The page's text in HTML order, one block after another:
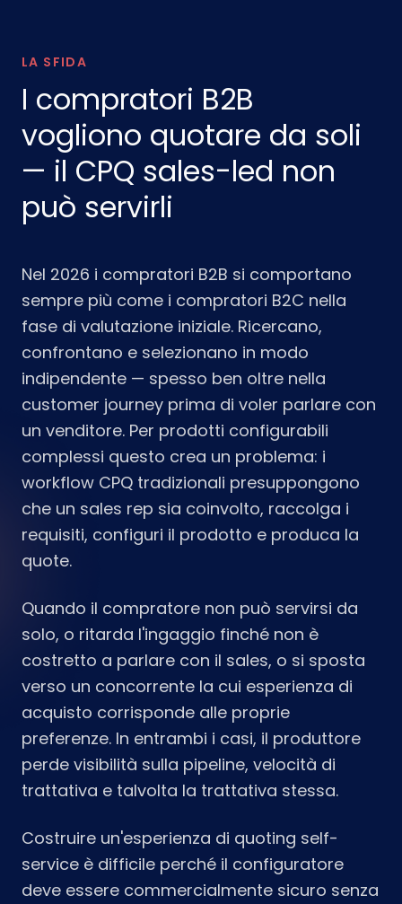
LA SFIDA
I compratori B2B
vogliono quotare da soli
— il CPQ sales-led non
può servirli
Nel 2026 i compratori B2B si comportano
sempre più come i compratori B2C nella
fase di valutazione iniziale. Ricercano,
confrontano e selezionano in modo
indipendente — spesso ben oltre nella
customer journey prima di voler parlare con
un venditore. Per prodotti configurabili
complessi questo crea un problema: i
workflow CPQ tradizionali presuppongono
che un sales rep sia coinvolto, raccolga i
requisiti, configuri il prodotto e produca la
quote.
Quando il compratore non può servirsi da
solo, o ritarda l'ingaggio finché non è
costretto a parlare con il sales, o si sposta
verso un concorrente la cui esperienza di
acquisto corrisponde alle proprie
preferenze. In entrambi i casi, il produttore
perde visibilità sulla pipeline, velocità di
trattativa e talvolta la trattativa stessa.
Costruire un'esperienza di quoting self-
service è difficile perché il configuratore
deve essere commercialmente sicuro senza